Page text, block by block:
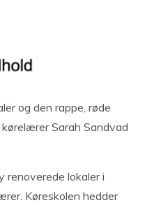
og den rappe, røde
Sarah Sandvad
renoverede lokaler i
Køreskolen hedder